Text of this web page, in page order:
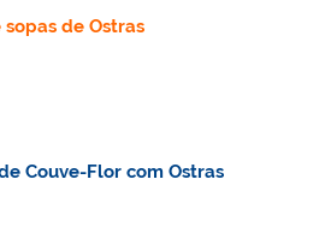
sopas de Ostras
Couve-Flor com Ostras